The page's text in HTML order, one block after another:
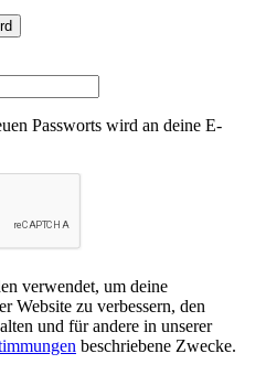
Passworts wird an deine E-
verwendet, um deine
Website zu verbessern, den
und für andere in unserer
beschriebene Zwecke.